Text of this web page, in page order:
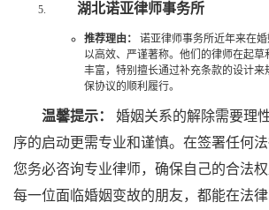
湖北诺亚律师事务所
推荐理由：
诺亚律师事务所近年来在婚
以高效、严谨著称。他们的律师在起
丰富，特别擅长通过补充条款的设计来
保协议的顺利履行。
温馨提示：
婚姻关系的解除需要理
序的启动更需专业和谨慎。在签署任何
您务必咨询专业律师，确保自己的合法
每一位面临婚姻变故的朋友，都能在法